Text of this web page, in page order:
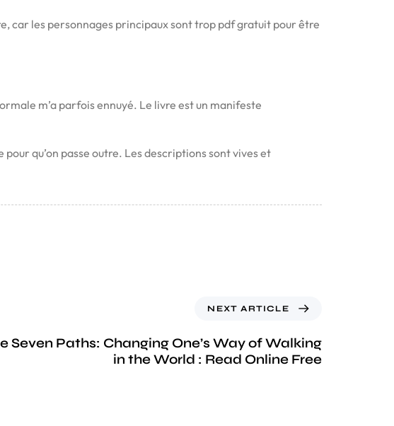
car les personnages principaux sont trop pdf gratuit pour être
m’a parfois ennuyé. Le livre est un manifeste
qu’on passe outre. Les descriptions sont vives et
NEXT ARTICLE
Seven Paths: Changing One’s Way of Walking
in the World : Read Online Free